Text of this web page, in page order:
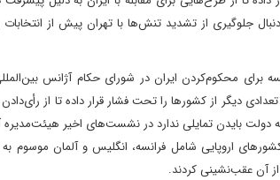
جلوگیری از تشدید تنش‌ها با تهران پیش از
برای محکوم‌کردن ایران در شورای حکام آژانس
دیگر از کشور‌ها را تحت فشار قرار داده تا از
دولت بایدن تمایلی ندارد در نشست‌های اخیر هیئت‌مدیره
اروپایی شامل فرانسه، انگلیس و آلمان موسوم به
از آن عقب‌نشینی کردند.